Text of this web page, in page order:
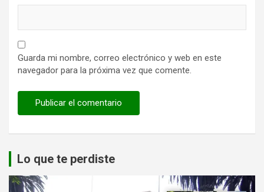
Guarda mi nombre, correo electrónico y web en este
navegador para la próxima vez que comente.
Lo que te perdiste